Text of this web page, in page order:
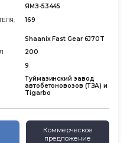
ЯМЗ-53445
169
Shaanix Fast Gear 6J70T
200
9
Туймазинский завод
автобетоновозов (ТЗА) и
Tigarbo
Коммерческое
предложение